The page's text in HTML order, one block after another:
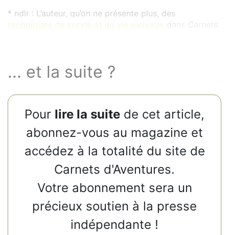
* ndlr : L’auteur, qu’on ne présente plus, des
techniques de survie et de vie sauvage
dans Carnets
... et la suite ?
Pour lire la suite de cet article,
abonnez-vous au magazine et
accédez à la totalité du site de
Carnets d'Aventures.
Votre abonnement sera un
précieux soutien à la presse
indépendante !